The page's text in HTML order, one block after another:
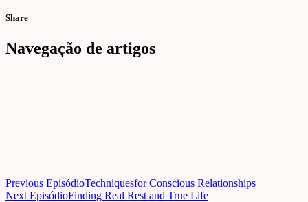
Share
Navegação de artigos
Previous EpisódioTechniquesfor Conscious Relationships
Next EpisódioFinding Real Rest and True Life